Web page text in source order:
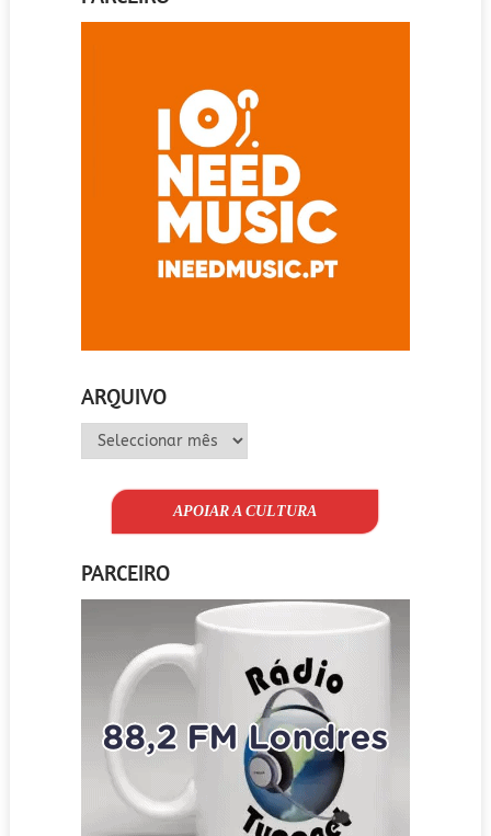
ARQUIVO
Arquivo
APOIAR A CULTURA
PARCEIRO